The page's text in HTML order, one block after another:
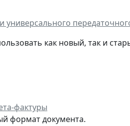
как новый, так и
фактуры
формат документа.